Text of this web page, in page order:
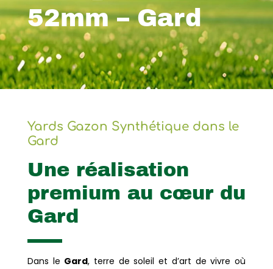
52mm – Gard
Yards Gazon Synthétique dans le
Gard
Une réalisation
premium au cœur du
Gard
Dans le Gard, terre de soleil et d’art de vivre où